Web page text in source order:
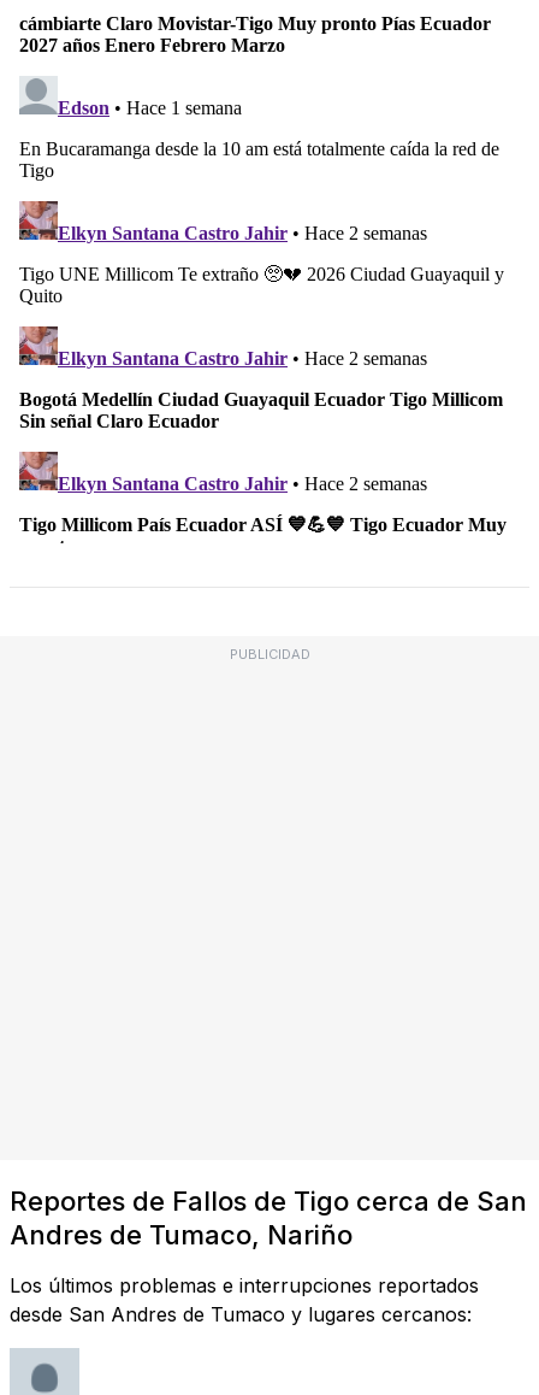
PUBLICIDAD
Reportes de Fallos de Tigo cerca de San
Andres de Tumaco, Nariño
Los últimos problemas e interrupciones reportados
desde San Andres de Tumaco y lugares cercanos: